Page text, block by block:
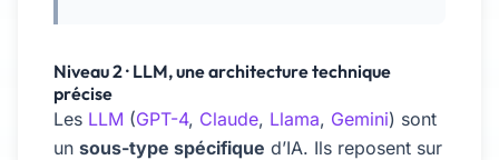
Niveau 2 · LLM, une architecture technique
précise
Les LLM (GPT-4, Claude, Llama, Gemini) sont
un sous-type spécifique d’IA. Ils reposent sur